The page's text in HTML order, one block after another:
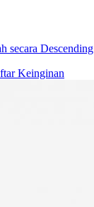
secara Descending
Keinginan